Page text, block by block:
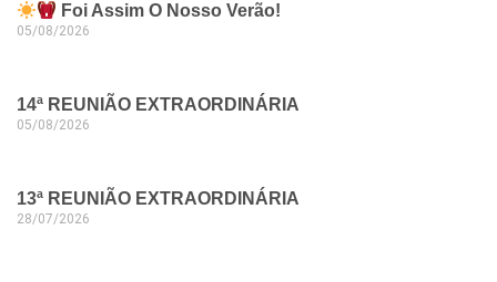
Foi Assim O Nosso Verão!
05/08/2026
14ª REUNIÃO EXTRAORDINÁRIA
05/08/2026
13ª REUNIÃO EXTRAORDINÁRIA
28/07/2026